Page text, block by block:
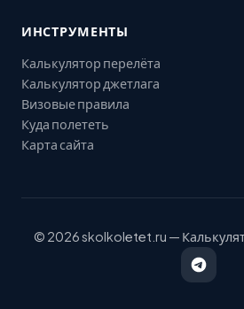
ИНСТРУМЕНТЫ
Калькулятор перелёта
Калькулятор джетлага
Визовые правила
Куда полететь
Карта сайта
© 2026 skolkoletet.ru —